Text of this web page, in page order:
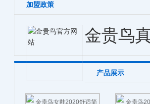
加盟政策
金贵鸟
产品展示